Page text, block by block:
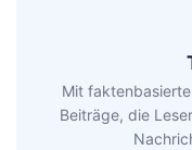
Mit
Beiträge, die